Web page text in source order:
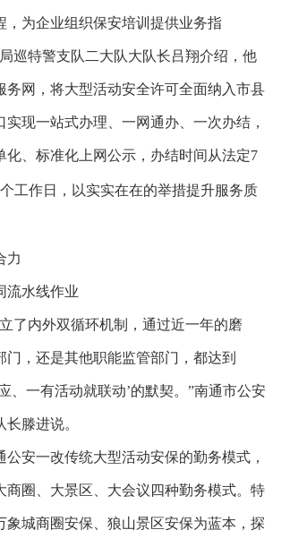
，为企业组织保安培训提供业务指
巡特警支队二大队大队长吕翔介绍，他
务网，将大型活动安全许可全面纳入市县
实现一站式办理、一网通办、一次办结，
化、标准化上网公示，办结时间从法定7
个工作日，以实实在在的举措提升服务质
力
流水线作业
了内外双循环机制，通过近一年的磨
门，还是其他职能监管部门，都达到
、一有活动就联动’的默契。”南通市公安
滕进说。
公安一改传统大型活动安保的勤务模式，
商圈、大景区、大会议四种勤务模式。特
象城商圈安保、狼山景区安保为蓝本，探